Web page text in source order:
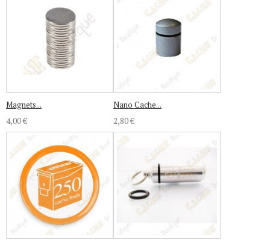
Magnets...
4,00 €
Nano Cache...
2,80 €